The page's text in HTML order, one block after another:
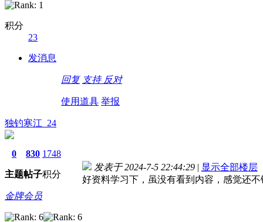
积分
23
发消息
回复 支持 反对
使用道具 举报
独钓寒江_24
0
主题
830
帖子
1748
积分
金牌会员
发表于 2024-7-5 22:44:29 | 显示全部楼层
好资料学习下，虽没有看到内容，感觉还